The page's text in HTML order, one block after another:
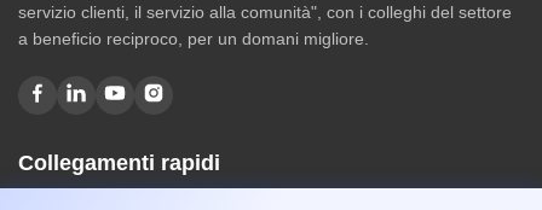
servizio clienti, il servizio alla comunità", con i colleghi del settore
a beneficio reciproco, per un domani migliore.
Collegamenti rapidi